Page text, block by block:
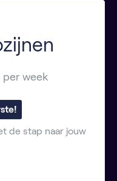
per week
de stap naar jouw